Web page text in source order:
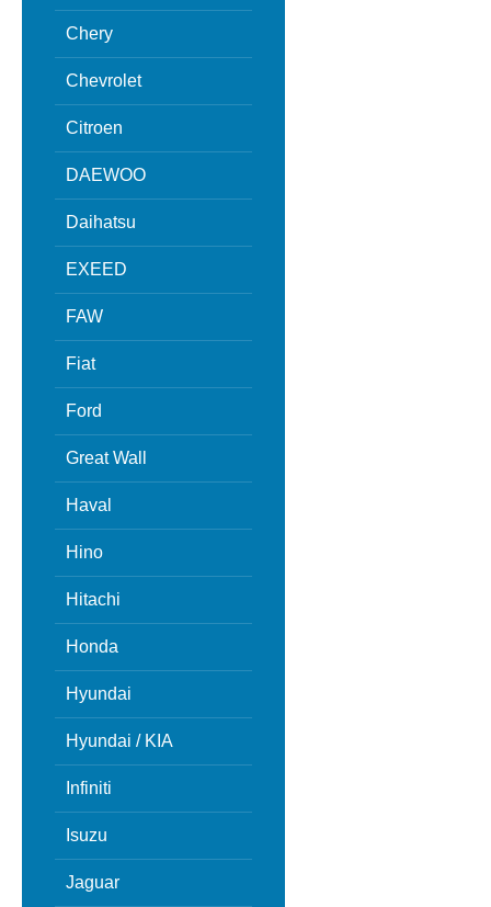
Chery
Chevrolet
Citroen
DAEWOO
Daihatsu
EXEED
FAW
Fiat
Ford
Great Wall
Haval
Hino
Hitachi
Honda
Hyundai
Hyundai / KIA
Infiniti
Isuzu
Jaguar